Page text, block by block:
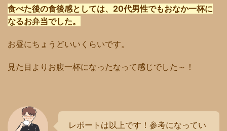
食べた後の食後感としては、 20代男性でもおなか一杯に
なるお弁当でした。
お昼にちょうどいいくらいです。
見た目よりお腹一杯になったなって感じでした～！
レポートは以上です！参考になってい